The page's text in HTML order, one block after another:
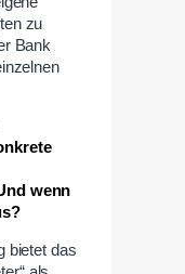
zu
Bank
wenn
bietet das